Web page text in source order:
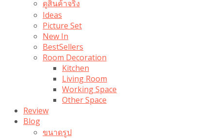
ดูสินค้าจริง
Ideas
Picture Set
New In
BestSellers
Room Decoration
Kitchen
Living Room
Working Space
Other Space
Review
Blog
ขนาดรูป